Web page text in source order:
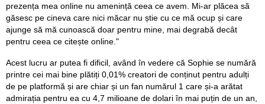
prezența mea online nu amenință ceea ce avem. Mi-ar plăcea să
găsesc pe cineva care nici măcar nu știe cu ce mă ocup și care
ajunge să mă cunoască doar pentru mine, mai degrabă decât
pentru ceea ce citește online."
Acest lucru ar putea fi dificil, având în vedere că Sophie se numără
printre cei mai bine plătiți 0,01% creatori de conținut pentru adulți
de pe platformă și are chiar și un fan numărul 1 care și-a arătat
admirația pentru ea cu 4,7 milioane de dolari în mai puțin de un an,